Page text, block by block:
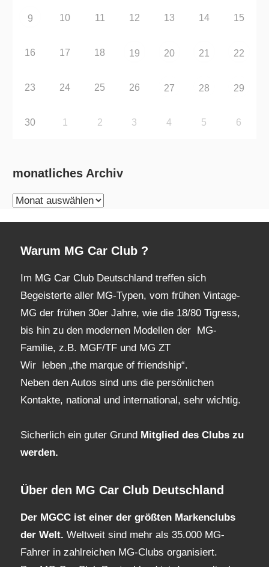
9 10 11 12 13 14 15
16 17 18 19 20 21 22
23 24 25 26 27 28 29
30 1 2 3 4 5 6
monatliches Archiv
monatliches
Warum MG Car Club ?
Im MG Car Club Deutschland treffen sich
Begeisterte aller MG-Typen, vom frühen Vintage-
MG der frühen 30er Jahre, wie die 18/80 Tigress,
bis hin zu den modernen Modellen der MG-
Familie, z.B. MGF/TF und MG ZT
Wir leben „the marque of friendship“.
Neben den Autos sind uns die persönlichen
Kontakte, national und international, sehr wichtig.
Sicherlich ein guter Grund Mitglied des Clubs zu
werden.
Über den MG Car Club Deutschland
Der MGCC ist einer der größten Markenclubs
der Welt. Weltweit sind mehr als 35.000 MG-
Fahrer in zahlreichen MG-Clubs organisiert.